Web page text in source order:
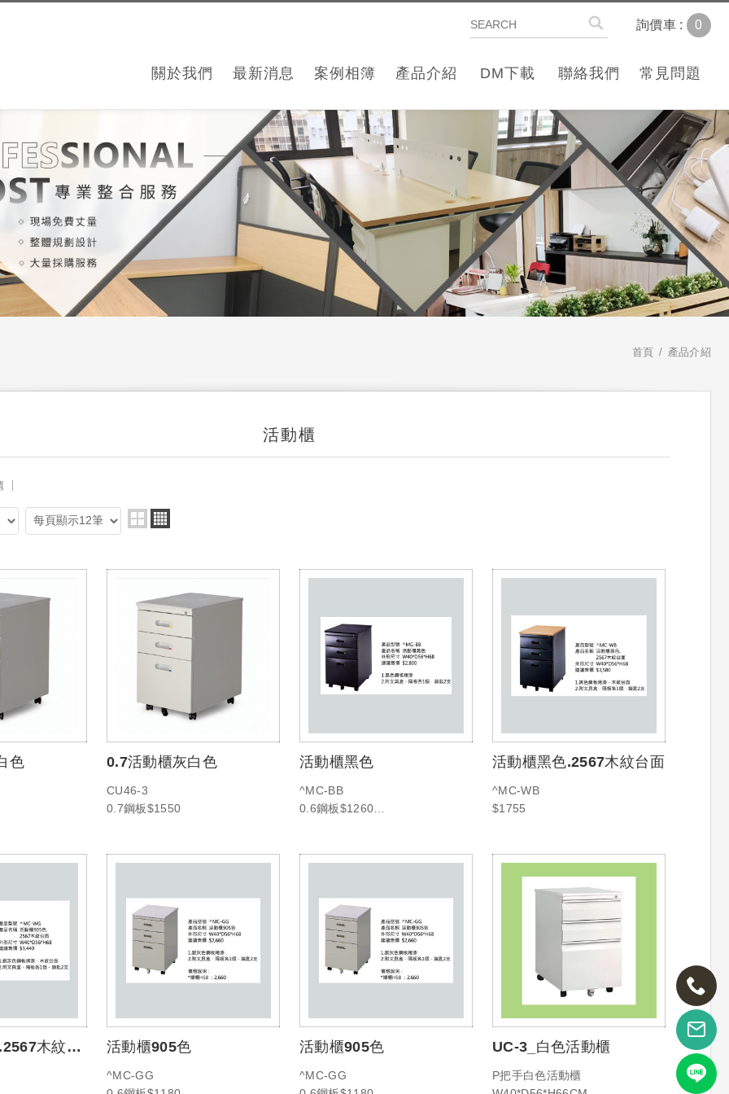
關於我們 最新消息 案例相簿 產品介紹 DM下載 聯絡我們 常見問題
詢價車 : 0
首頁 產品介紹
活動櫃
色 0.7活動櫃灰白色
CU46-3
0.7鋼板$1550
活動櫃黑色
^MC-BB
0.6鋼板$1260
活動櫃黑色.2567木紋台面
^MC-WB
$1755
木紋台 活動櫃905色
^MC-GG
活動櫃905色
^MC-GG
UC-3_白色活動櫃
P把手白色活動櫃